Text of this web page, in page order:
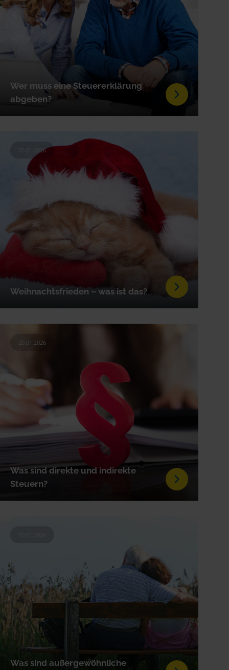
Wer muss eine Steuererklärung
abgeben?
Weihnachtsfrieden – was ist das?
20.01.2026
Was sind direkte und indirekte
Steuern?
20.01.2026
Was sind außergewöhnliche